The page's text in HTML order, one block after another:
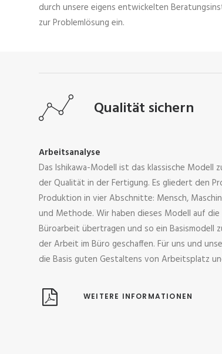
durch unsere eigens entwickelten
zur Problemlösung ein.
Qualität sichern
Arbeitsanalyse
Das Ishikawa-Modell ist das klassische Modell
der Qualität in der Fertigung. Es gliedert den
Produktion in vier Abschnitte: Mensch,
und Methode. Wir haben dieses Modell auf die
Büroarbeit übertragen und so ein Basismodell
der Arbeit im Büro geschaffen. Für uns und
die Basis guten Gestaltens von Arbeitsplatz
WEITERE INFORMATIONEN